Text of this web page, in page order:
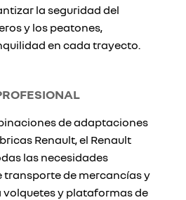
la seguridad del
y los peatones,
en cada trayecto.
de adaptaciones
Renault, el Renault
las necesidades
transporte de mercancías y
y plataformas de